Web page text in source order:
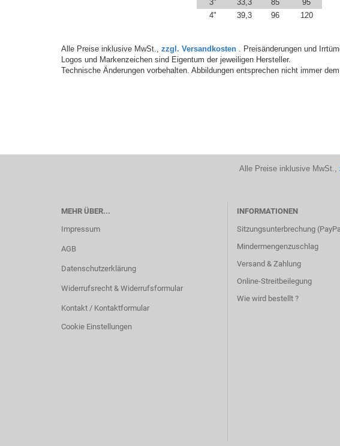
3"
33,3 85
95
4"
39,3 96 120
Alle Preise inklusive MwSt., zzgl. Versandkosten . Preisänderungen und
Logos und Markenzeichen sind Eigentum der jeweiligen Hersteller.
Technische Änderungen vorbehalten. Abbildungen entsprechen nicht immer
Alle Preise inklusive MwSt.,
MEHR ÜBER...
Impressum
AGB
Datenschutzerklärung
Widerrufsrecht & Widerrufsformular
Kontakt / Kontaktformular
Cookie Einstellungen
INFORMATIONEN
Sitzungsunterbrechung
Mindermengenzuschlag
Versand & Zahlung
Online-Streitbeilegung
Wie wird bestellt ?